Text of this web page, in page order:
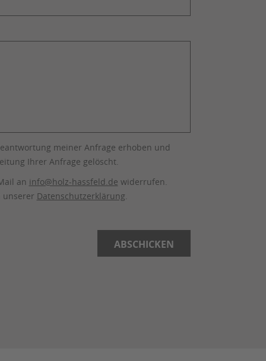
meiner Anfrage erhoben und
Ihrer Anfrage gelöscht.
an info@holz-hassfeld.de widerrufen.
unserer Datenschutzerklärung